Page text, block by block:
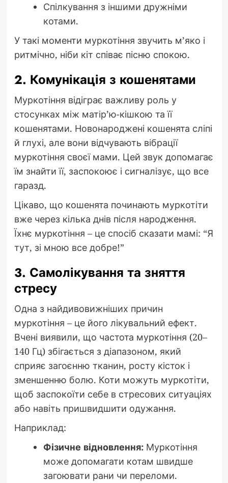
Спілкування з іншими дружніми
котами.
У такі моменти муркотіння звучить м’яко і
ритмічно, ніби кіт співає пісню спокою.
2. Комунікація з кошенятами
Муркотіння відіграє важливу роль у
стосунках між матір’ю-кішкою та її
кошенятами. Новонароджені кошенята сліпі
й глухі, але вони відчувають вібрації
муркотіння своєї мами. Цей звук допомагає
їм знайти її, заспокоює і сигналізує, що все
гаразд.
Цікаво, що кошенята починають муркотіти
вже через кілька днів після народження.
Їхнє муркотіння – це спосіб сказати мамі: “Я
тут, зі мною все добре!”
3. Самолікування та зняття
стресу
Одна з найдивовижніших причин
муркотіння – це його лікувальний ефект.
Вчені виявили, що частота муркотіння (20–
140 Гц) збігається з діапазоном, який
сприяє загоєнню тканин, росту кісток і
зменшенню болю. Коти можуть муркотіти,
щоб заспокоїти себе в стресових ситуаціях
або навіть пришвидшити одужання.
Наприклад:
Фізичне відновлення:Муркотіння
може допомагати котам швидше
загоювати рани чи переломи.